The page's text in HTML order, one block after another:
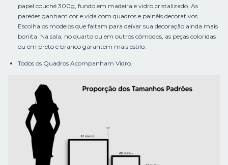
papel couché 300g, fundo em madeira e vidro cristalizado. As
paredes ganham cor e vida com quadros e painéis decorativos.
Escolha os modelos que faltam para deixar sua decoração ainda mais
bonita. Na sala, no quarto ou em outros cômodos, as peças coloridas
ou em preto e branco garantem mais estilo.
Todos os Quadros Acompanham Vidro.